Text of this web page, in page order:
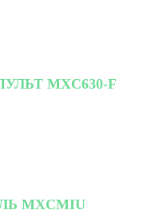
MXC630-F
MXCMIU